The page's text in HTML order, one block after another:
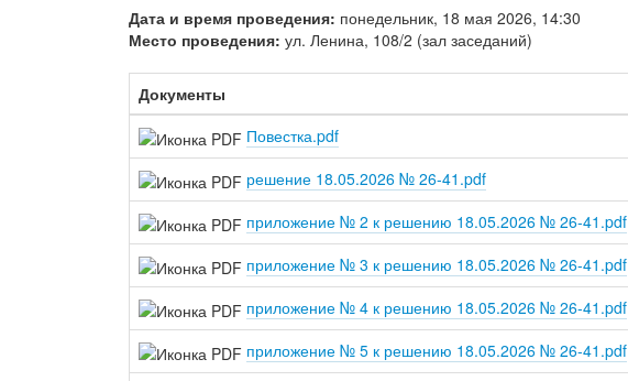
Дата и время проведения: понедельник, 18 мая 2026, 14:30
Место проведения: ул. Ленина, 108/2 (зал заседаний)
Документы
Повестка.pdf
решение 18.05.2026 № 26-41.pdf
приложение № 2 к решению 18.05.2026 № 26-41.pdf
приложение № 3 к решению 18.05.2026 № 26-41.pdf
приложение № 4 к решению 18.05.2026 № 26-41.pdf
приложение № 5 к решению 18.05.2026 № 26-41.pdf